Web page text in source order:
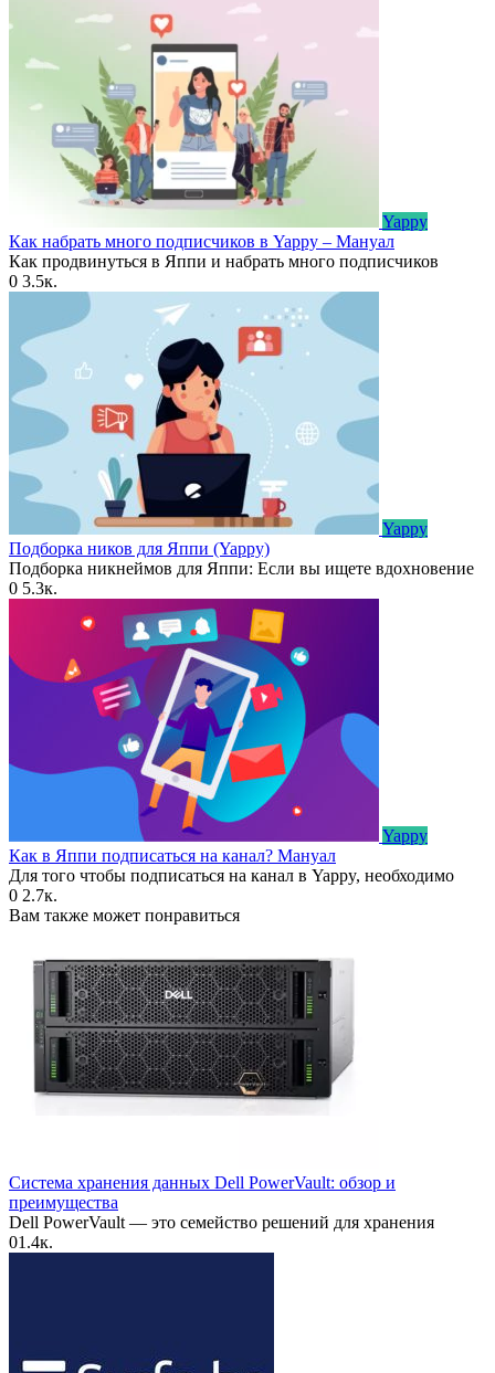
Yappy
Как набрать много подписчиков в Yappy – Мануал
Как продвинуться в Яппи и набрать много подписчиков
0 3.5к.
Yappy
Подборка ников для Яппи (Yappy)
Подборка никнеймов для Яппи: Если вы ищете вдохновение
0 5.3к.
Yappy
Как в Яппи подписаться на канал? Мануал
Для того чтобы подписаться на канал в Yappy, необходимо
0 2.7к.
Вам также может понравиться
Система хранения данных Dell PowerVault: обзор и
преимущества
Dell PowerVault — это семейство решений для хранения
01.4к.